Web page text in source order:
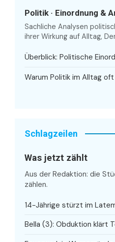
Politik · Einordnung &
Sachliche Analysen
ihrer Wirkung auf Alltag,
Überblick: Politische
Warum Politik im Alltag
Schlagzeilen
Was jetzt zählt
Aus der Redaktion: die
zählen.
14-Jährige stürzt im
Bella (3): Obduktion klärt